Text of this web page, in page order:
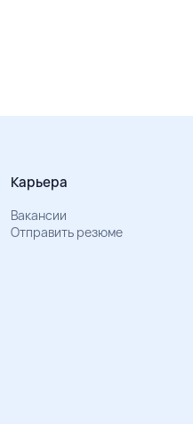
Карьера
Вакансии
Отправить резюме